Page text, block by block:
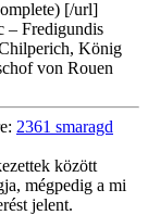
[/url]
– Fredigundis
König
von Rouen
2361 smaragd
között
mégpedig a mi
jelent.